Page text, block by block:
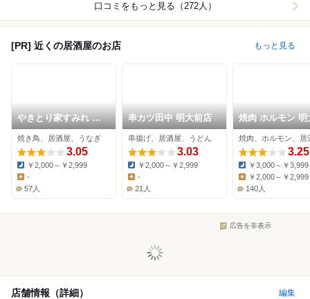
口コミをもっと見る（272人）
[PR] 近くの居酒屋のお店 もっと見る
やきとり家すみれ 明
大前店
焼き鳥、居酒屋、うなぎ
3.05
Dinner:
￥2,000～￥2,999
Lunch:
-
57人
串カツ田中 明大前店
串揚げ、居酒屋、うどん
3.03
Dinner:
￥2,000～￥2,999
Lunch:
-
21人
焼肉 ホルモン 明
肉流通センター
焼肉、ホルモン、居
3.25
Dinner:
￥3,000～￥3,999
￥2,000～￥2,999
140人
広告を非表示
店舗情報（詳細） 編集